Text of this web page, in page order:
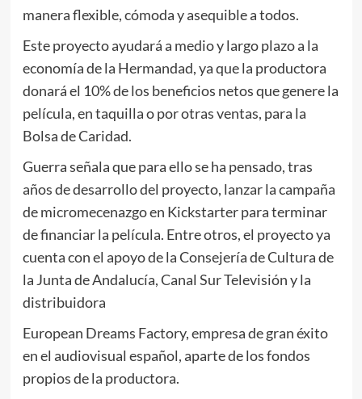
manera flexible, cómoda y asequible a todos.
Este proyecto ayudará a medio y largo plazo a la
economía de la Hermandad, ya que la productora
donará el 10% de los beneficios netos que genere la
película, en taquilla o por otras ventas, para la
Bolsa de Caridad.
Guerra señala que para ello se ha pensado, tras
años de desarrollo del proyecto, lanzar la campaña
de micromecenazgo en Kickstarter para terminar
de financiar la película. Entre otros, el proyecto ya
cuenta con el apoyo de la Consejería de Cultura de
la Junta de Andalucía, Canal Sur Televisión y la
distribuidora
European Dreams Factory, empresa de gran éxito
en el audiovisual español, aparte de los fondos
propios de la productora.